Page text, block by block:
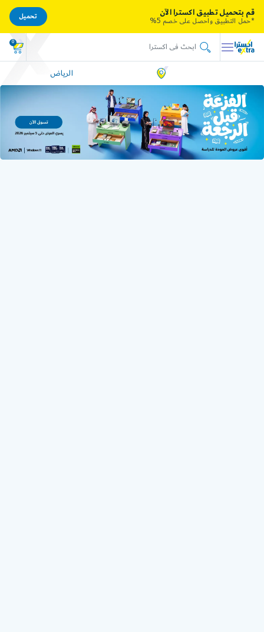
0
الرياض
قم بتحميل تطبيق اكسترا الآن
*حمل التطبيق واحصل على خصم 5%
تحميل